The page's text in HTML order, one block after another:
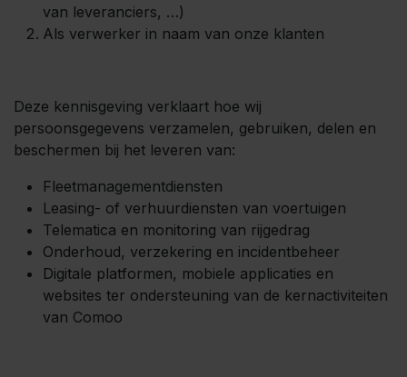
van leveranciers, …)
Als verwerker in naam van onze klanten
Deze kennisgeving verklaart hoe wij
persoonsgegevens verzamelen, gebruiken, delen en
beschermen bij het leveren van:
Fleetmanagementdiensten
Leasing- of verhuurdiensten van voertuigen
Telematica en monitoring van rijgedrag
Onderhoud, verzekering en incidentbeheer
Digitale platformen, mobiele applicaties en
websites ter ondersteuning van de kernactiviteiten
van Comoo